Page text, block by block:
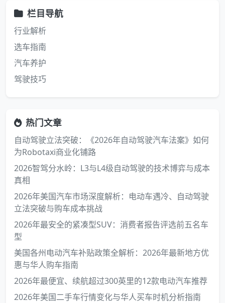
栏目导航
行业解析
选车指南
汽车养护
驾驶技巧
热门文章
自动驾驶立法突破：《2026年自动驾驶汽车法案》如何
为Robotaxi商业化铺路
2026智驾分水岭：L3与L4级自动驾驶的技术博弈与成本
真相
2026年美国汽车市场深度解析：电动车遇冷、自动驾驶
立法突破与购车成本挑战
2026年最安全的紧凑型SUV：消费者报告评选前五名车
型
美国各州电动汽车补贴政策全解析：2026年最新地方优
惠与华人购车指南
2026年最便宜、续航超过300英里的12款电动汽车推荐
2026年美国二手车行情变化与华人买车时机分析指南